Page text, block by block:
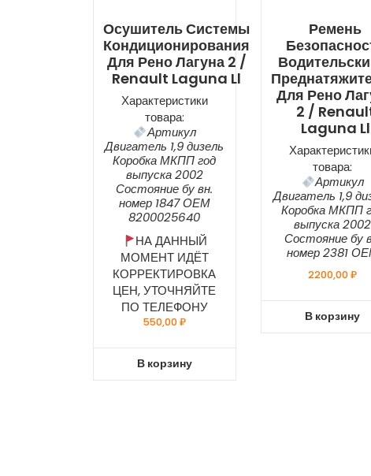
Осушитель Системы
Кондиционирования
Для Рено Лагуна 2 /
Renault Laguna Ll
Характеристики
товара:
Артикул
Двигатель 1,9 дизель
Коробка МКПП год
выпуска 2002
Состояние бу вн.
номер 1847 ОЕМ
8200025640
НА ДАННЫЙ
МОМЕНТ ИДЁТ
КОРРЕКТИРОВКА
ЦЕН, УТОЧНЯЙТЕ
ПО ТЕЛЕФОНУ
550,00₽
В корзину
Ремень
Для Рено
2 /
Laguna Ll
товара:
Артикул
Двигатель 1,9
Коробка МКПП
выпуска 2002
Состояние бу
номер 2381
2200,00₽
В корзину